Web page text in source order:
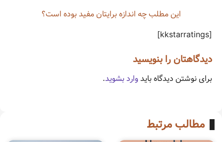
این مطلب چه‌ اندازه برایتان مفید بوده است؟
[kkstarratings]
دیدگاهتان را بنویسید
برای نوشتن دیدگاه بایدوارد بشوید.
مطالب مرتبط